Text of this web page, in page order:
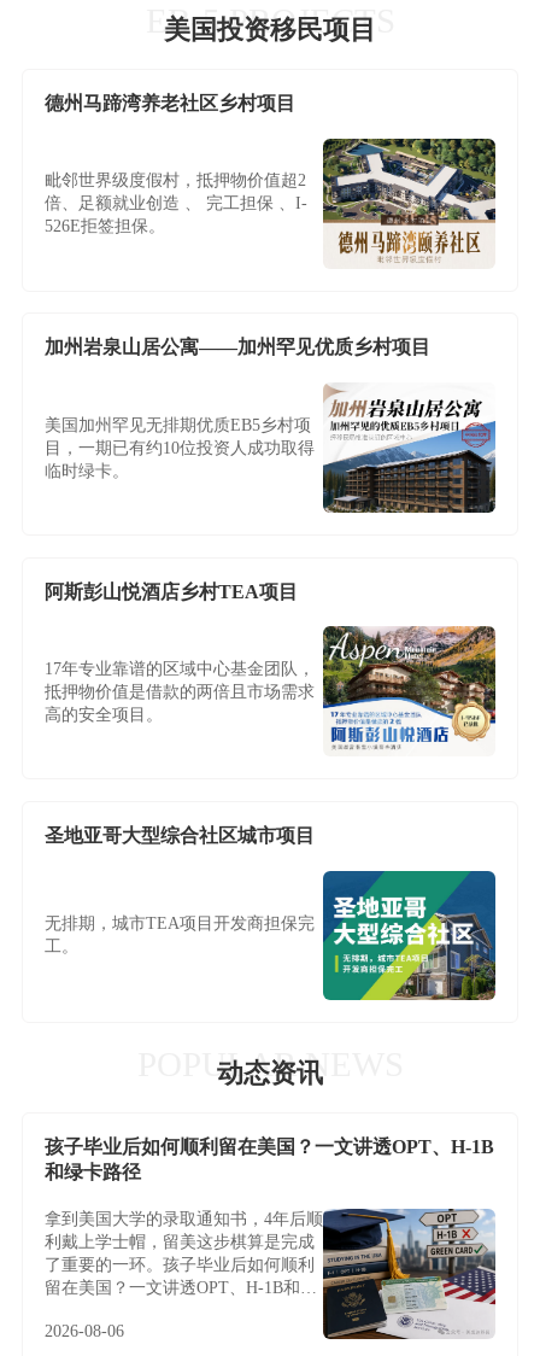
EB-5 PROJECTS
美国投资移民项目
德州马蹄湾养老社区乡村项目
毗邻世界级度假村，抵押物价值超2
倍、足额就业创造 、 完工担保 、I-
526E拒签担保。
加州岩泉山居公寓——加州罕见优质乡村项目
美国加州罕见无排期优质EB5乡村项
目，一期已有约10位投资人成功取得
临时绿卡。
阿斯彭山悦酒店乡村TEA项目
17年专业靠谱的区域中心基金团队，
抵押物价值是借款的两倍且市场需求
高的安全项目。
圣地亚哥大型综合社区城市项目
无排期，城市TEA项目开发商担保完
工。
POPULAR NEWS
动态资讯
孩子毕业后如何顺利留在美国？一文讲透OPT、H-1B
和绿卡路径
拿到美国大学的录取通知书，4年后顺
利戴上学士帽，留美这步棋算是完成
了重要的一环。孩子毕业后如何顺利
留在美国？一文讲透OPT、H-1B和绿
2026-08-06